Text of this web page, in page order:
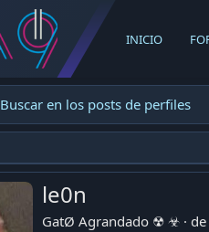
INICIO
Buscar en los posts de perfiles
le0n
GatØ Agrandado ☢ ☣ · de